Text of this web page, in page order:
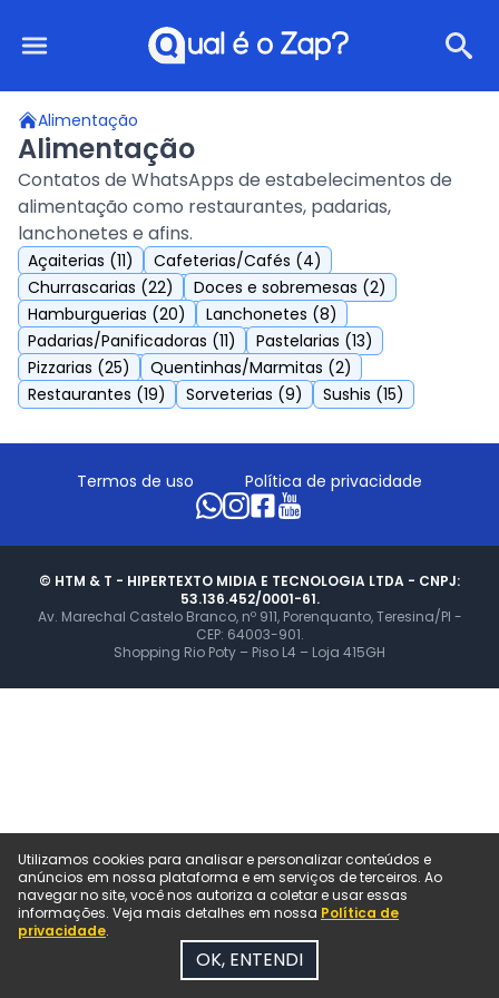
Qual é o Zap?
Alimentação
Alimentação
Contatos de WhatsApps de estabelecimentos de
alimentação como restaurantes, padarias,
lanchonetes e afins.
Açaiterias (11)
Cafeterias/Cafés (4)
Churrascarias (22)
Doces e sobremesas (2)
Hamburguerias (20)
Lanchonetes (8)
Padarias/Panificadoras (11)
Pastelarias (13)
Pizzarias (25)
Quentinhas/Marmitas (2)
Restaurantes (19)
Sorveterias (9) Sushis (15)
Termos de uso Política de privacidade
© HTM & T - HIPERTEXTO MIDIA E TECNOLOGIA LTDA - CNPJ:
53.136.452/0001-61.
Av. Marechal Castelo Branco, nº 911, Porenquanto, Teresina/PI -
CEP: 64003-901.
Shopping Rio Poty – Piso L4 – Loja 415GH
Utilizamos cookies para analisar e personalizar conteúdos e
anúncios em nossa plataforma e em serviços de terceiros. Ao
navegar no site, você nos autoriza a coletar e usar essas
informações. Veja mais detalhes em nossa Política de
privacidade.
OK, ENTENDI